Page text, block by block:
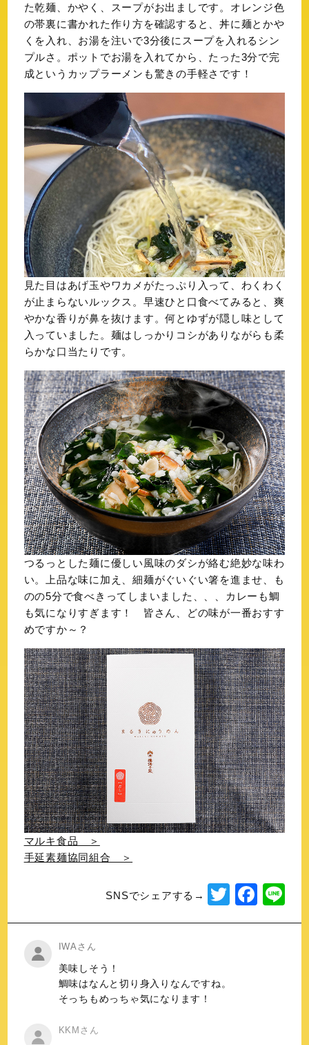
た乾麺、かやく、スープがお出ましです。オレンジ色
の帯裏に書かれた作り方を確認すると、丼に麺とかや
くを入れ、お湯を注いで3分後にスープを入れるシン
プルさ。ポットでお湯を入れてから、たった3分で完
成というカップラーメンも驚きの手軽さです！
見た目はあげ玉やワカメがたっぷり入って、わくわく
が止まらないルックス。早速ひと口食べてみると、爽
やかな香りが鼻を抜けます。何とゆずが隠し味として
入っていました。麺はしっかりコシがありながらも柔
らかな口当たりです。
つるっとした麺に優しい風味のダシが絡む絶妙な味わ
い。上品な味に加え、細麺がぐいぐい箸を進ませ、も
のの5分で食べきってしまいました、、、カレーも鯛
も気になりすぎます！ 皆さん、どの味が一番おすす
めですか～？
マルキ食品 ＞
手延素麺協同組合 ＞
SNSでシェアする→
T
wi
F
a n
IWAさん
美味しそう！
鯛味はなんと切り身入りなんですね。
そっちもめっちゃ気になります！
KKMさん